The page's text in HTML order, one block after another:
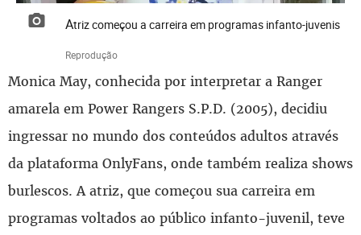
Atriz começou a carreira em programas infanto-juvenis
Reprodução
Monica May, conhecida por interpretar a Ranger
amarela em Power Rangers S.P.D. (2005), decidiu
ingressar no mundo dos conteúdos adultos através
da plataforma OnlyFans, onde também realiza shows
burlescos. A atriz, que começou sua carreira em
programas voltados ao público infanto-juvenil, teve